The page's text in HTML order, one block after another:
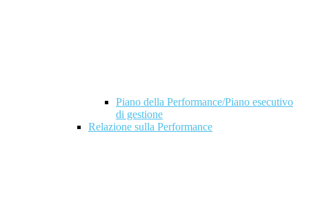
Piano della Performance/Piano esecutivo
di gestione
Relazione sulla Performance